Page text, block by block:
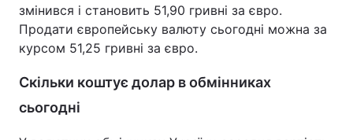
змінився і становить 51,90 гривні за євро.
Продати європейську валюту сьогодні можна за
курсом 51,25 гривні за євро.
Скільки коштує долар в обмінниках
сьогодні